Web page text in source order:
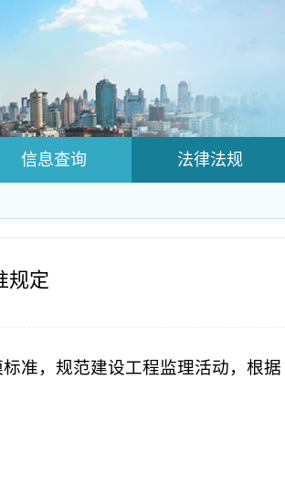
信息查询 法律法规
规定
准，规范建设工程监理活动，根据